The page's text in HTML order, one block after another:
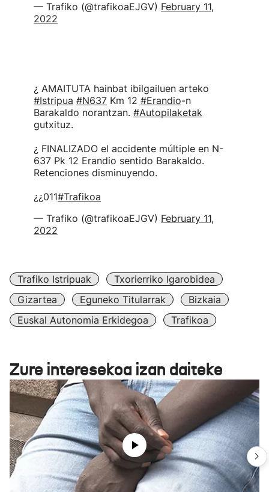
— Trafiko (@trafikoaEJGV) February 11,
2022
¿ AMAITUTA hainbat ibilgailuen arteko
#Istripua #N637 Km 12 #Erandio-n
Barakaldo norantzan. #Autopilaketak
gutxituz.
¿ FINALIZADO el accidente múltiple en N-
637 Pk 12 Erandio sentido Barakaldo.
Retenciones disminuyendo.
¿¿011#Trafikoa
— Trafiko (@trafikoaEJGV) February 11,
2022
Trafiko Istripuak
Txorierriko Igarobidea
Gizartea
Eguneko Titularrak
Bizkaia
Euskal Autonomia Erkidegoa
Trafikoa
Zure interesekoa izan daiteke